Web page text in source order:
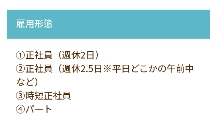
雇用形態
①正社員（週休2日）
②正社員（週休2.5日※平日どこかの午前中
など）
③時短正社員
④パート